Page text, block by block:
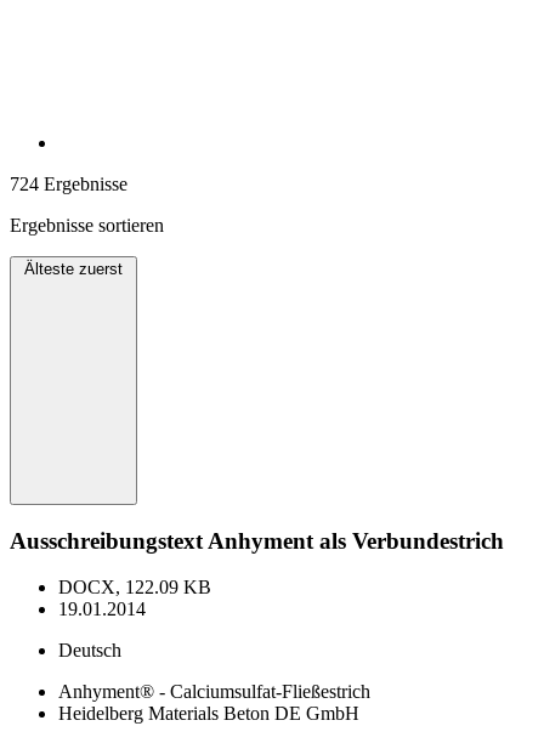
724 Ergebnisse
Ergebnisse sortieren
Älteste zuerst
Ausschreibungstext Anhyment als Verbundestrich
DOCX, 122.09 KB
19.01.2014
Deutsch
Anhyment® - Calciumsulfat-Fließestrich
Heidelberg Materials Beton DE GmbH